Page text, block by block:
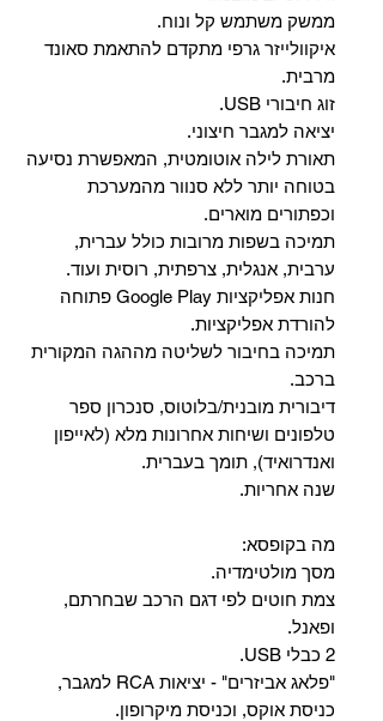
ממשק משתמש קל ונוח.
איקוולייזר גרפי מתקדם להתאמת סאונד
מרבית.
זוג חיבורי USB.
יציאה למגבר חיצוני.
תאורת לילה אוטומטית, המאפשרת נסיעה
בטוחה יותר ללא סנוור מהמערכת
וכפתורים מוארים.
תמיכה בשפות מרובות כולל עברית,
ערבית, אנגלית, צרפתית, רוסית ועוד.
‏חנות אפליקציות Google Play פתוחה
להורדת אפליקציות.
‏תמיכה בחיבור לשליטה מההגה המקורית
ברכב.
‏דיבורית מובנית/בלוטוס, ‏סנכרון ספר
טלפונים ושיחות אחרונות מלא (לאייפון
ואנדרואיד), תומך בעברית.
שנה אחריות.
מה בקופסא:
מסך מולטימדיה.
צמת חוטים לפי דגם הרכב שבחרתם,
ופאנל.
2 כבלי USB.
"פלאג אביזרים" - יציאות RCA למגבר,
כניסת אוקס, וכניסת מיקרופון.